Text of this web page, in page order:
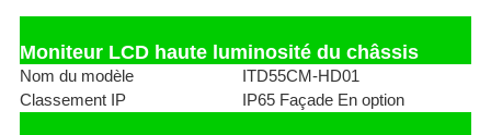
Moniteur LCD haute luminosité du châssis
Nom du modèle
ITD55CM-HD01
Classement IP
IP65 Façade En option